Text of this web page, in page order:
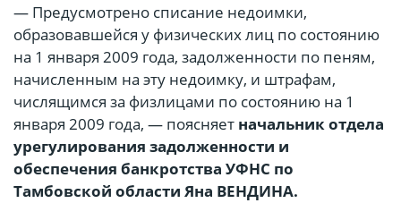
— Предусмотрено списание недоимки,
образовавшейся у физических лиц по состоянию
на 1 января 2009 года, задолженности по пеням,
начисленным на эту недоимку, и штрафам,
числящимся за физлицами по состоянию на 1
января 2009 года, — поясняет начальник отдела
урегулирования задолженности и
обеспечения банкротства УФНС по
Тамбовской области Яна ВЕНДИНА.